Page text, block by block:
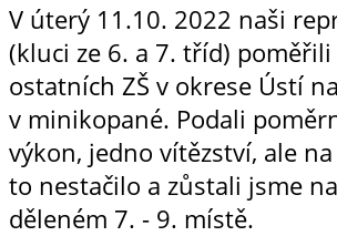
V úterý 11.10. 2022 naši
(kluci ze 6. a 7. tříd)
ostatních ZŠ v okrese Ústí
v minikopané. Podali
výkon, jedno vítězství, ale
to nestačilo a zůstali jsme
děleném 7. - 9. místě.